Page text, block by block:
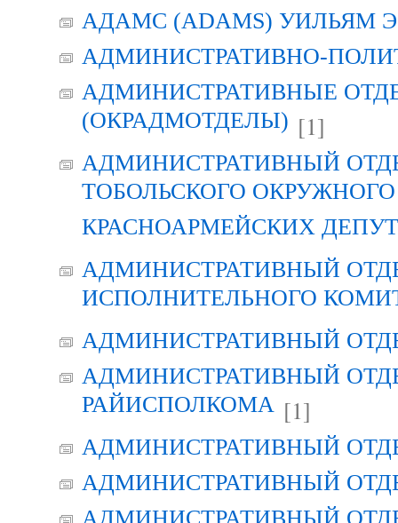
АДАМС (ADAMS) УИЛЬЯМ
АДМИНИСТРАТИВНО-
АДМИНИСТРАТИВНЫЕ
(ОКРАДМОТДЕЛЫ) [1]
АДМИНИСТРАТИВНЫЙ
ТОБОЛЬСКОГО
КРАСНОАРМЕЙСКИХ
АДМИНИСТРАТИВНЫЙ
ИСПОЛНИТЕЛЬНОГО
АДМИНИСТРАТИВНЫЙ
АДМИНИСТРАТИВНЫЙ
РАЙИСПОЛКОМА [1]
АДМИНИСТРАТИВНЫЙ
АДМИНИСТРАТИВНЫЙ
АДМИНИСТРАТИВНЫЙ